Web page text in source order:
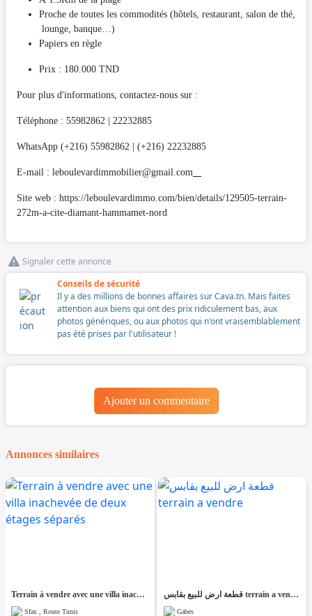
Proche de toutes les commodités (hôtels, restaurant, salon de thé,
lounge, banque…)
Papiers en règle
Prix : 180.000 TND
Pour plus d'informations, contactez-nous sur :
Téléphone : 55982862 | 22232885
WhatsApp (+216) 55982862 | (+216) 22232885
E-mail : leboulevardimmobilier@gmail.com
Site web : https://leboulevardimmo.com/bien/details/129505-terrain-
272m-a-cite-diamant-hammamet-nord
Signaler cette annonce
Conseils de sécurité
Il y a des millions de bonnes affaires sur Cava.tn. Mais faites
attention aux biens qui ont des prix ridiculement bas, aux
photos génériques, ou aux photos qui n'ont vraisemblablement
pas été prises par l'utilisateur !
Ajouter un commentaire
Annonces similaires
Terrain à vendre avec une villa inachevée de deux étages séparés
Sfax , Route Tunis
قطعة ارض للبيع بقابس terrain a vendre
Gabes